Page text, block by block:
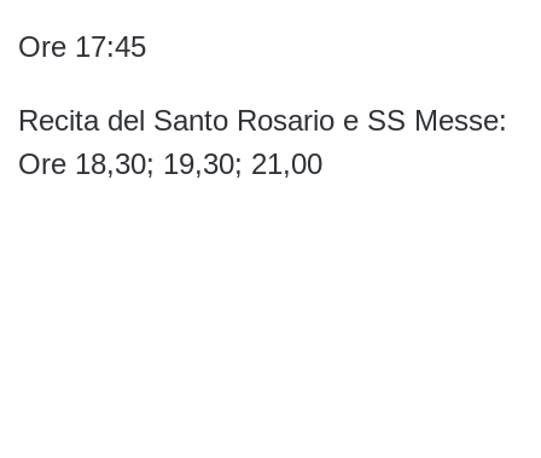
Ore 17:45
Recita del Santo Rosario e SS Messe:
Ore 18,30; 19,30; 21,00